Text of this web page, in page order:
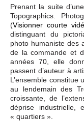
Prenant la suite
Topographics.
(Visionner courte
distinguant du
photo humaniste des
de la commande et
années 70, elle
passent d’auteur à
L’ensemble
au lendemain des
croissante, de
déprise industrielle,
« quartiers ».